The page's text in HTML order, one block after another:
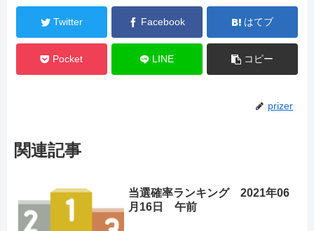
Twitter Facebook はてブ
Pocket LINE コピー
prizer
関連記事
当選確率ランキング 2021年06
月16日 午前